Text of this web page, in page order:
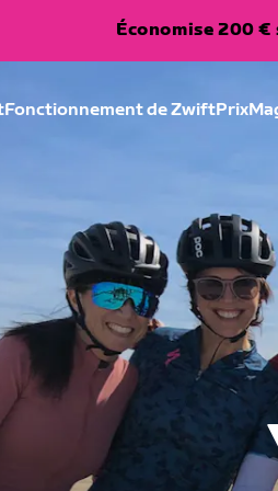
Économise 200 €
Fonctionnement de ZwiftPrix